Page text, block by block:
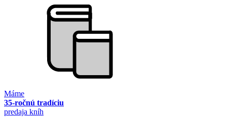
Máme
35-ročnú tradíciu
predaja kníh